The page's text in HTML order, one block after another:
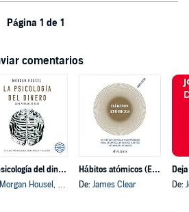
Página 1 de 1
comentarios
La psicología del dinero
Morgan Housel, y otros
Hábitos atómicos (Español neutro)
De: James Clear
De: